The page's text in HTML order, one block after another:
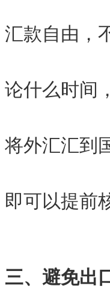
汇款自由，
论什么时间
将外汇汇到
即可以提前
三、避免出